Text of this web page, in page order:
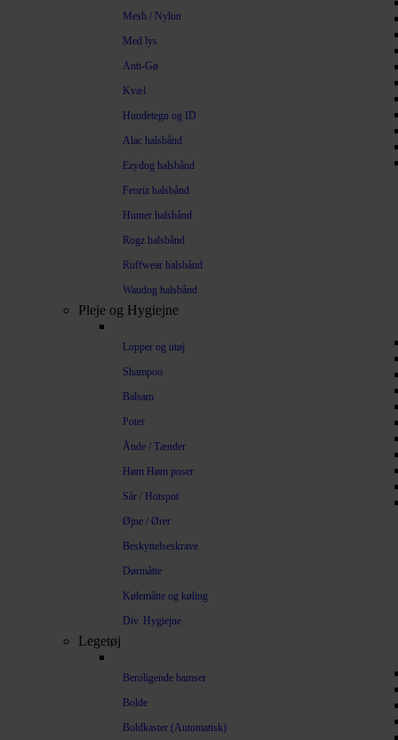
Mesh / Nylon
Med lys
Anti-Gø
Kvæl
Hundetegn og ID
Alac halsbånd
Ezydog halsbånd
Fenriz halsbånd
Hunter halsbånd
Rogz halsbånd
Ruffwear halsbånd
Waudog halsbånd
Pleje og Hygiejne
Lopper og utøj
Shampoo
Balsam
Poter
Ånde / Tænder
Høm Høm poser
Sår / Hotspot
Øjne / Ører
Beskyttelseskrave
Dørmåtte
Kølemåtte og køling
Div. Hygiejne
Legetøj
Beroligende bamser
Bolde
Boldkaster (Automatisk)